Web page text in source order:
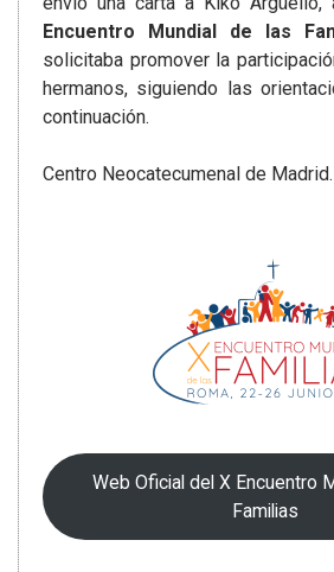
Encuentro Mundial de las
solicitaba promover la
hermanos, siguiendo las
continuación.
Centro Neocatecumenal de Madrid.
Web Oficial del X Encuentro
Familias